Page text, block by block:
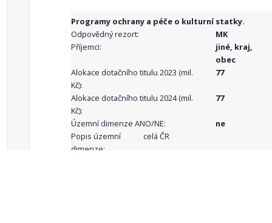
Programy ochrany a péče o kulturní statky.
Odpovědný rezort:
MK
Příjemci:
jiné, kraj,
obec
Alokace dotačního titulu 2023 (mil.
Kč):
77
Alokace dotačního titulu 2024 (mil.
Kč):
77
Územní dimenze ANO/NE:
ne
Popis územní
dimenze:
celá ČR